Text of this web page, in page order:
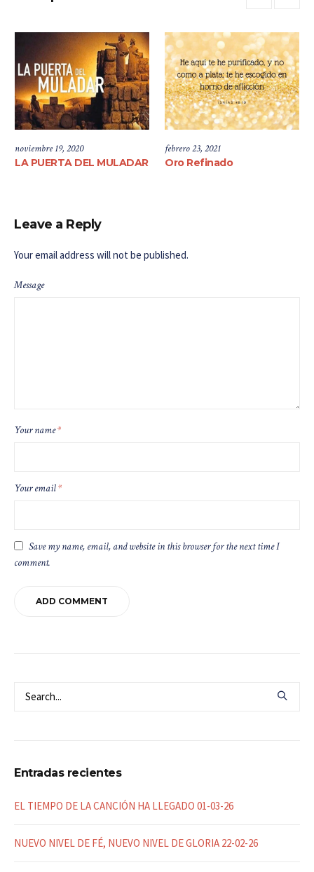
noviembre 19, 2020
LA PUERTA DEL MULADAR
febrero 23, 2021
Oro Refinado
Leave a Reply
Your email address will not be published.
Message
Your name*
Your email*
Save my name, email, and website in this browser for the next time I
comment.
Entradas recientes
EL TIEMPO DE LA CANCIÓN HA LLEGADO 01-03-26
NUEVO NIVEL DE FÉ, NUEVO NIVEL DE GLORIA 22-02-26